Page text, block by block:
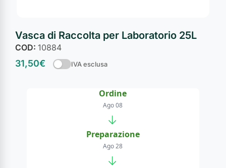
Vasca di Raccolta per Laboratorio 25L
COD: 10884
31,50€ IVA esclusa
Ordine
Ago 08
→
Preparazione
Ago 28
→